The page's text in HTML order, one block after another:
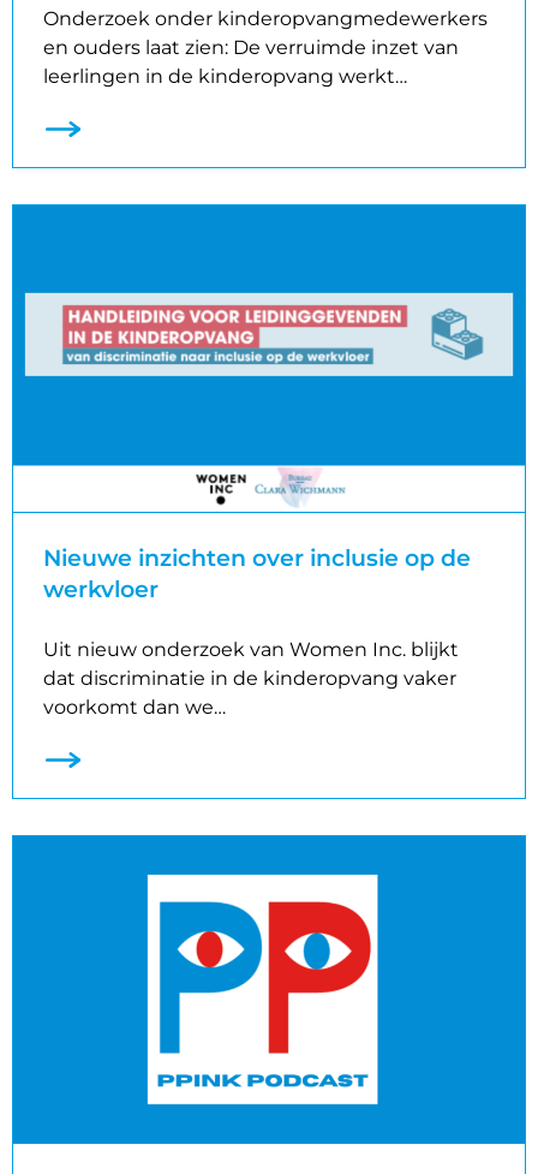
Onderzoek onder kinderopvangmedewerkers
en ouders laat zien: De verruimde inzet van
leerlingen in de kinderopvang werkt…
Nieuwe inzichten over inclusie op de
werkvloer
Uit nieuw onderzoek van Women Inc. blijkt
dat discriminatie in de kinderopvang vaker
voorkomt dan we…